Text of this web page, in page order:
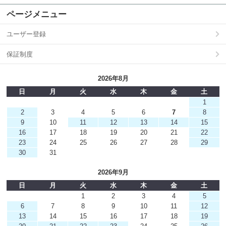
ページメニュー
ユーザー登録
保証制度
2026年8月
日
月 火 水 木 金
土
1
2
3 4 5 6 7
8
9
10 11 12 13 14
15
16
17 18 19 20 21
22
23
24 25 26 27 28
29
30
31
2026年9月
日
月 火 水 木 金
土
1
2 3 4
5
6
7 8 9 10 11
12
13
14 15 16 17 18
19